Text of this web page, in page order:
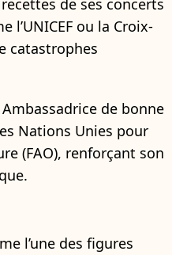
de ses concerts
l’UNICEF ou la Croix-
catastrophes
de bonne
Nations Unies pour
(FAO), renforçant son
l’une des figures